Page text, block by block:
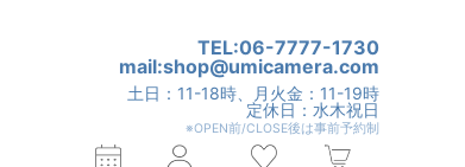
TEL:06-7777-1730
mail:shop@umicamera.com
土日：11-18時、月火金：11-19時
定休日：水木祝日
※OPEN前/CLOSE後は事前予約制